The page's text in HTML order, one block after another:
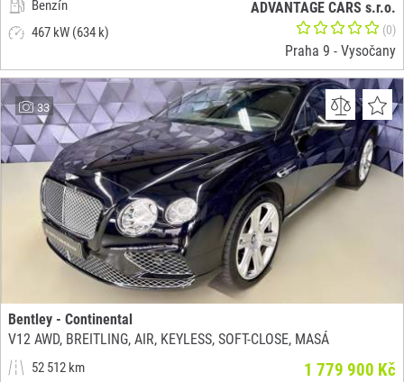
Benzín
467 kW (634 k)
ADVANTAGE CARS s.r.o.
(0)
Praha 9 - Vysočany
33
Bentley - Continental
V12 AWD, BREITLING, AIR, KEYLESS, SOFT-CLOSE, MASÁ
52 512 km
1 779 900 Kč